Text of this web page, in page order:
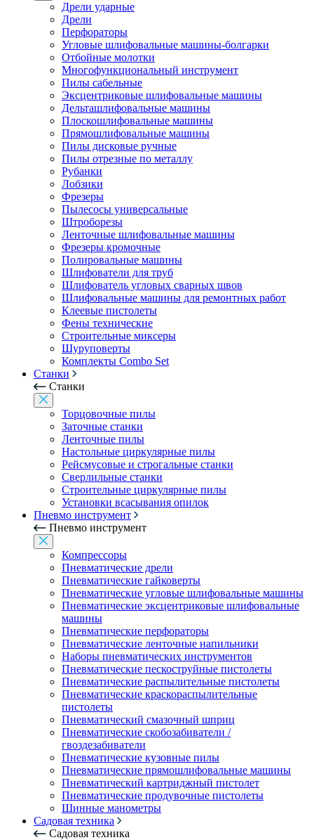
Дрели ударные
Дрели
Перфораторы
Угловые шлифовальные машины-болгарки
Отбойные молотки
Многофункциональный инструмент
Пилы сабельные
Эксцентриковые шлифовальные машины
Дельташлифовальные машины
Плоскошлифовальные машины
Прямошлифовальные машины
Пилы дисковые ручные
Пилы отрезные по металлу
Рубанки
Лобзики
Фрезеры
Пылесосы универсальные
Штроборезы
Ленточные шлифовальные машины
Фрезеры кромочные
Полировальные машины
Шлифователи для труб
Шлифователь угловых сварных швов
Шлифовальные машины для ремонтных работ
Клеевые пистолеты
Фены технические
Строительные миксеры
Шуруповерты
Комплекты Combo Set
Станки
Станки
Торцовочные пилы
Заточные станки
Ленточные пилы
Настольные циркулярные пилы
Рейсмусовые и строгальные станки
Сверлильные станки
Строительные циркулярные пилы
Установки всасывания опилок
Пневмо инструмент
Пневмо инструмент
Компрессоры
Пневматические дрели
Пневматические гайковерты
Пневматические угловые шлифовальные машины
Пневматические эксцентриковые шлифовальные
машины
Пневматические перфораторы
Пневматические ленточные напильники
Наборы пневматических инструментов
Пневматические пескоструйные пистолеты
Пневматические распылительные пистолеты
Пневматические краскораспылительные
пистолеты
Пневматический смазочный шприц
Пневматические скобозабиватели /
гвоздезабиватели
Пневматические кузовные пилы
Пневматические прямошлифовальные машины
Пневматический картриджный пистолет
Пневматические продувочные пистолеты
Шинные манометры
Садовая техника
Садовая техника